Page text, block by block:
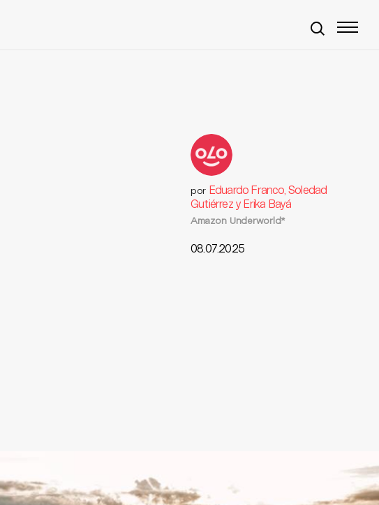
por Eduardo Franco, Soledad
Gutiérrez y Erika Bayá
Amazon Underworld*
08.07.2025